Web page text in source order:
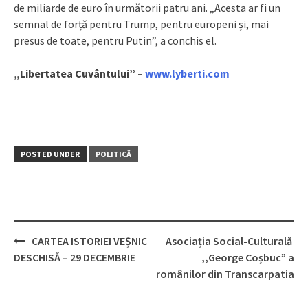
de miliarde de euro în următorii patru ani. „Acesta ar fi un
semnal de forță pentru Trump, pentru europeni și, mai
presus de toate, pentru Putin”, a conchis el.
„Libertatea Cuvântului” – www.lyberti.com
POSTED UNDER POLITICĂ
Post
CARTEA ISTORIEI VEȘNIC
DESCHISĂ – 29 DECEMBRIE
Asociația Social-Culturală
,,George Coșbuc” a
românilor din Transcarpatia